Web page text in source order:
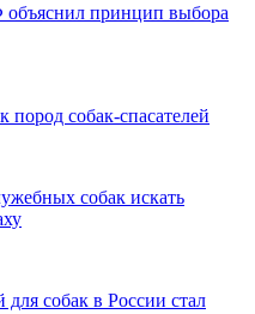
объяснил принцип выбора
пород собак-спасателей
собак искать
собак в России стал